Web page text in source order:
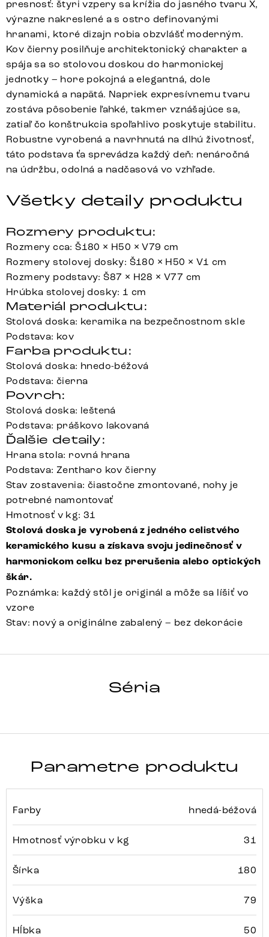
presnosť: štyri vzpery sa krížia do jasného tvaru X,
výrazne nakreslené a s ostro definovanými
hranami, ktoré dizajn robia obzvlášť moderným.
Kov čierny posilňuje architektonický charakter a
spája sa so stolovou doskou do harmonickej
jednotky – hore pokojná a elegantná, dole
dynamická a napätá. Napriek expresívnemu tvaru
zostáva pôsobenie ľahké, takmer vznášajúce sa,
zatiaľ čo konštrukcia spoľahlivo poskytuje stabilitu.
Robustne vyrobená a navrhnutá na dlhú životnosť,
táto podstava ťa sprevádza každý deň: nenáročná
na údržbu, odolná a nadčasová vo vzhľade.
Všetky detaily produktu
Rozmery produktu:
Rozmery cca: Š180 × H50 × V79 cm
Rozmery stolovej dosky: Š180 × H50 × V1 cm
Rozmery podstavy: Š87 × H28 × V77 cm
Hrúbka stolovej dosky: 1 cm
Materiál produktu:
Stolová doska: keramika na bezpečnostnom skle
Podstava: kov
Farba produktu:
Stolová doska: hnedo-béžová
Podstava: čierna
Povrch:
Stolová doska: leštená
Podstava: práškovo lakovaná
Ďalšie detaily:
Hrana stola: rovná hrana
Podstava: Zentharo kov čierny
Stav zostavenia: čiastočne zmontované, nohy je
potrebné namontovať
Hmotnosť v kg: 31
Stolová doska je vyrobená z jedného celistvého
keramického kusu a získava svoju jedinečnosť v
harmonickom celku bez prerušenia alebo optických
škár.
Poznámka: každý stôl je originál a môže sa líšiť vo
vzore
Stav: nový a originálne zabalený – bez dekorácie
Séria
Parametre produktu
Farby hnedá-béžová
Hmotnosť výrobku v kg 31
Šírka 180
Výška 79
Hĺbka 50